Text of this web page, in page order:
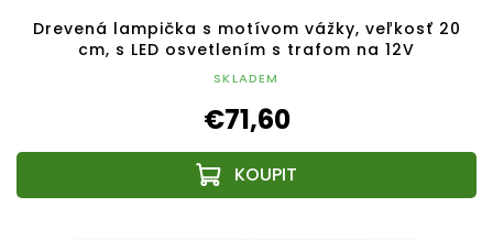
Drevená lampička s motívom vážky, veľkosť 20
cm, s LED osvetlením s trafom na 12V
SKLADEM
€71,60